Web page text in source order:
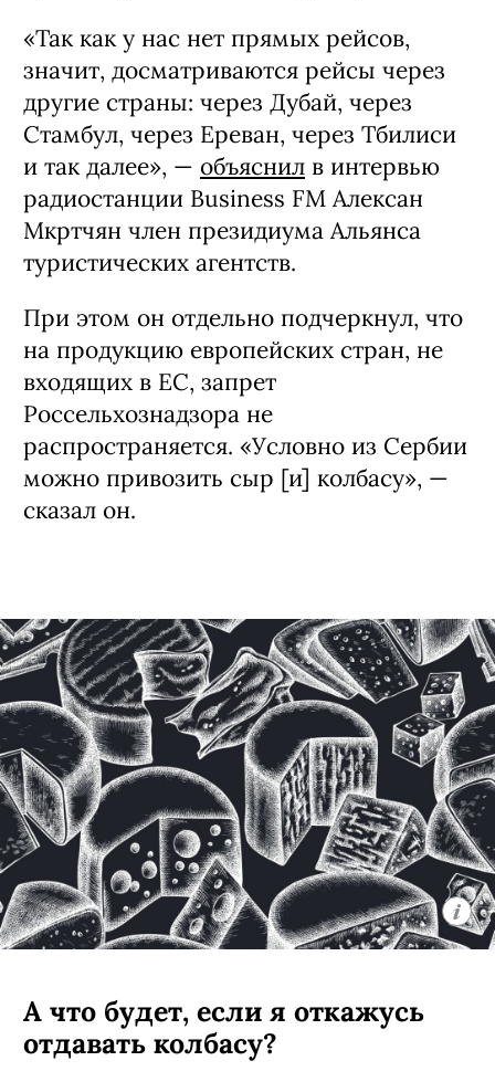
«Так как у нас нет прямых рейсов,
значит, досматриваются рейсы через
другие страны: через Дубай, через
Стамбул, через Ереван, через Тбилиси
и так далее», — объяснил в интервью
радиостанции Business FM Алексан
Мкртчян член президиума Альянса
туристических агентств.
При этом он отдельно подчеркнул, что
на продукцию европейских стран, не
входящих в ЕС, запрет
Россельхознадзора не
распространяется. «Условно из Сербии
можно привозить сыр [и] колбасу», —
сказал он.
А что будет, если я откажусь
отдавать колбасу?